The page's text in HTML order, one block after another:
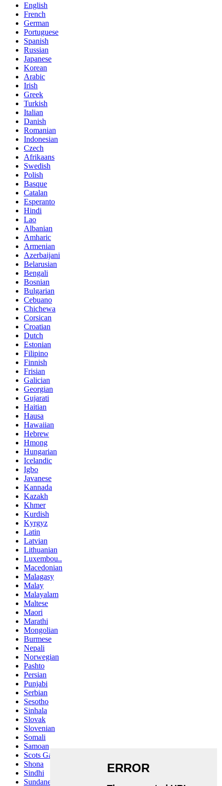
English
French
German
Portuguese
Spanish
Russian
Japanese
Korean
Arabic
Irish
Greek
Turkish
Italian
Danish
Romanian
Indonesian
Czech
Afrikaans
Swedish
Polish
Basque
Catalan
Esperanto
Hindi
Lao
Albanian
Amharic
Armenian
Azerbaijani
Belarusian
Bengali
Bosnian
Bulgarian
Cebuano
Chichewa
Corsican
Croatian
Dutch
Estonian
Filipino
Finnish
Frisian
Galician
Georgian
Gujarati
Haitian
Hausa
Hawaiian
Hebrew
Hmong
Hungarian
Icelandic
Igbo
Javanese
Kannada
Kazakh
Khmer
Kurdish
Kyrgyz
Latin
Latvian
Lithuanian
Luxembou..
Macedonian
Malagasy
Malay
Malayalam
Maltese
Maori
Marathi
Mongolian
Burmese
Nepali
Norwegian
Pashto
Persian
Punjabi
Serbian
Sesotho
Sinhala
Slovak
Slovenian
Somali
Samoan
Scots Gaelic
Shona
Sindhi
Sundanese